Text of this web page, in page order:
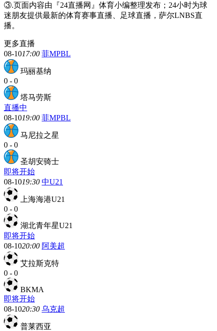
③.页面内容由『24直播网』体育小编整理发布；24小时为球
迷朋友提供最新的体育赛事直播、足球直播，萨尔LNBS直
播。
更多直播
08-1017:00 菲MPBL
玛丽基纳
0 - 0
塔马劳斯
直播中
08-1019:00 菲MPBL
马尼拉之星
0 - 0
圣胡安骑士
即将开始
08-1019:30 中U21
上海海港U21
0 - 0
湖北青年星U21
即将开始
08-1020:00 阿美超
艾拉斯克特
0 - 0
BKMA
即将开始
08-1020:30 乌克超
普莱西亚